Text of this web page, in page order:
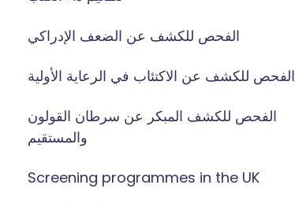
الفحص للكشف عن الضعف الإدراكي
الفحص للكشف عن الاكتئاب في الرعاية الأولية
الفحص للكشف المبكر عن سرطان القولون
والمستقيم
Screening programmes in the UK